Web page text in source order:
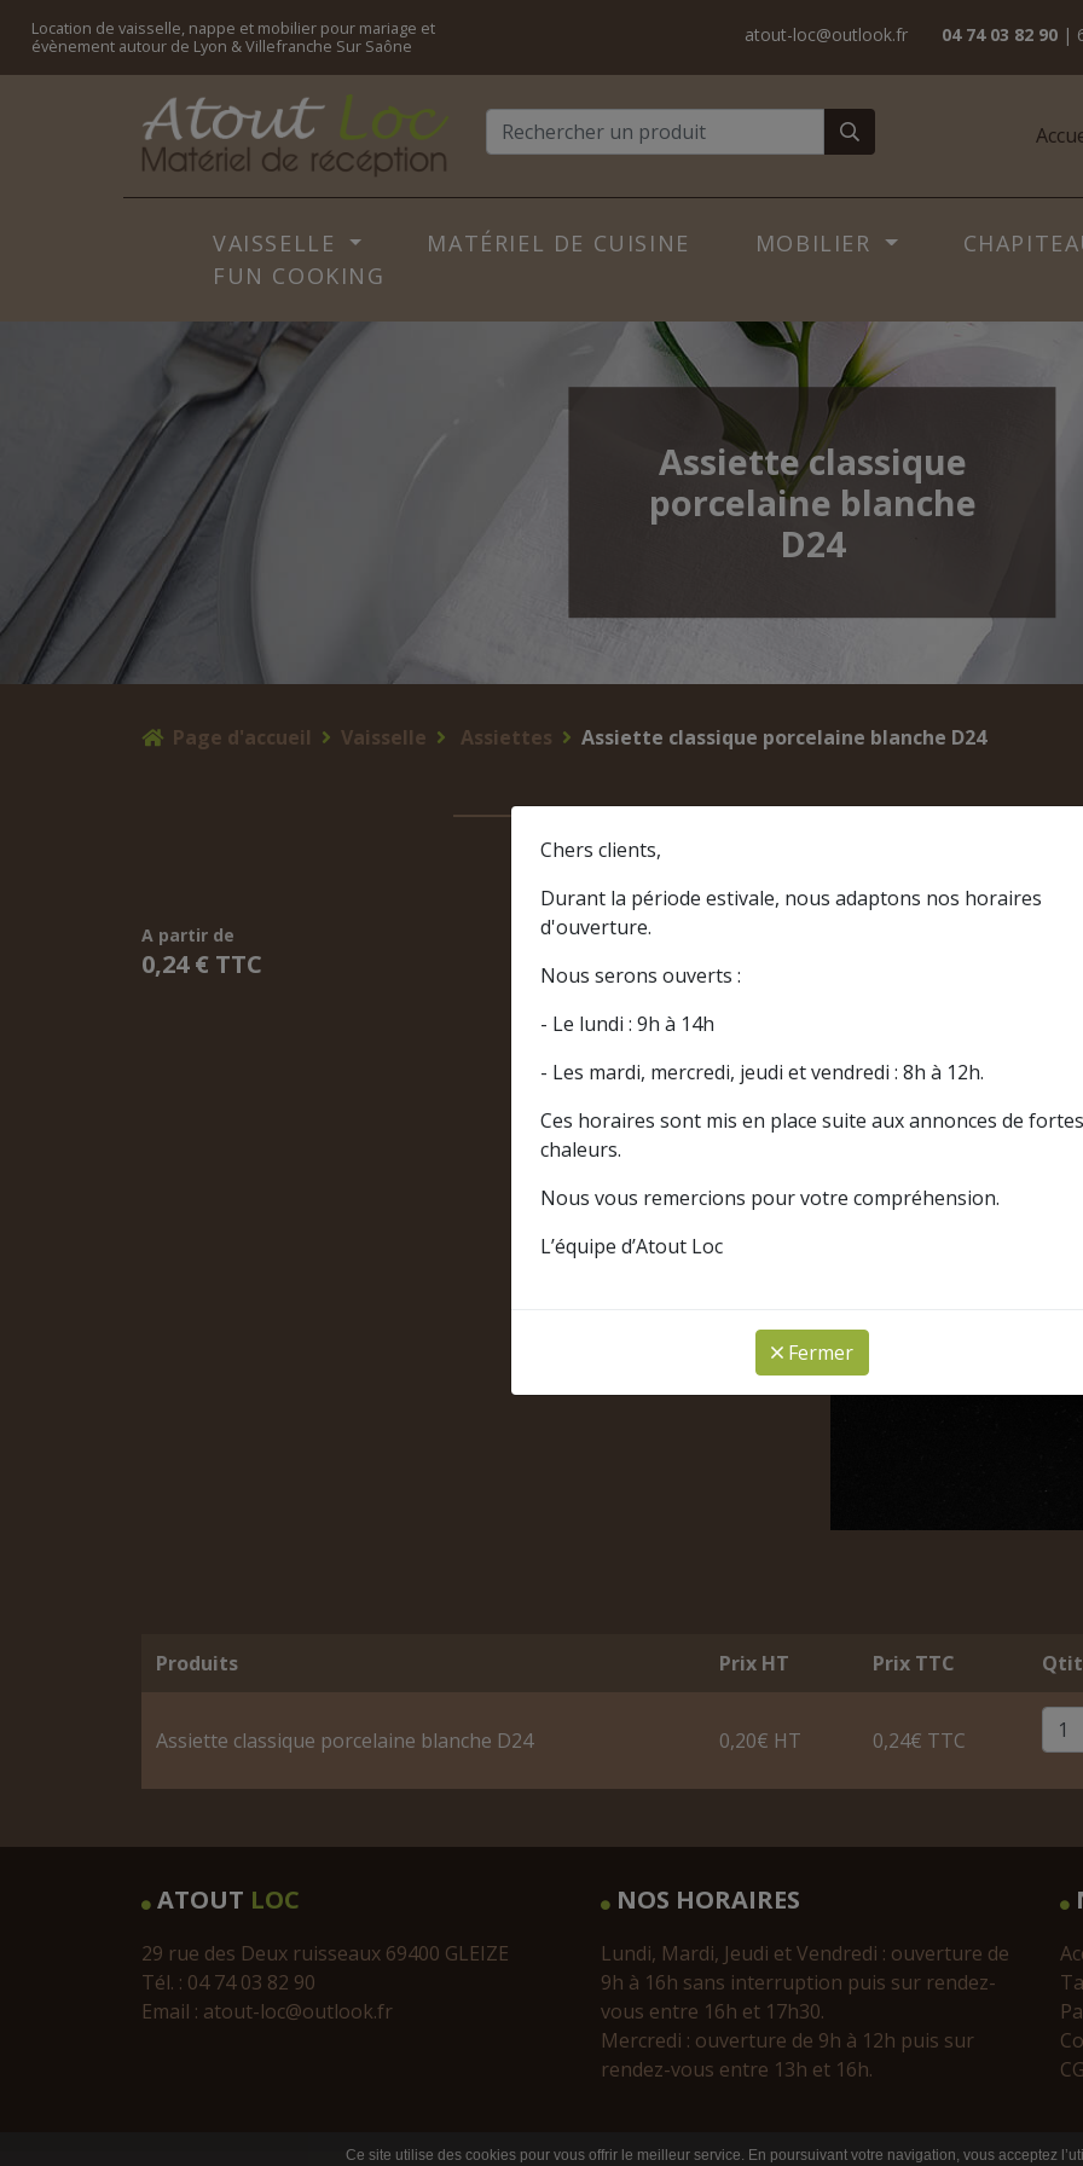
Chers clients,
Durant la période estivale, nous adaptons nos horaires
d'ouverture.
Nous serons ouverts :
- Le lundi : 9h à 14h
- Les mardi, mercredi, jeudi et vendredi : 8h à 12h.
Ces horaires sont mis en place suite aux annonces de fortes
chaleurs.
Nous vous remercions pour votre compréhension.
L’équipe d’Atout Loc
Fermer
Location de vaisselle, nappe et mobilier pour mariage et
évènement autour de Lyon & Villefranche Sur Saône
atout-loc@outlook.fr 04 74 03 82 90 |
VAISSELLE MATÉRIEL DE CUISINE MOBILIER
FUN COOKING
Assiette classique
porcelaine blanche
D24
Page d'accueil Vaisselle Assiettes Assiette classique porcelaine blanche D24
Assiette
A partir de
0,24 € TTC
Produits Prix HT Prix TTC
Assiette classique porcelaine blanche D24 0,20€ HT 0,24€ TTC
ATOUT LOC
29 rue des Deux ruisseaux 69400 GLEIZE
Tél. : 04 74 03 82 90
Email : atout-loc@outlook.fr
NOS HORAIRES
Lundi, Mardi, Jeudi et Vendredi : ouverture de
9h à 16h sans interruption puis sur rendez-
vous entre 16h et 17h30.
Mercredi : ouverture de 9h à 12h puis sur
rendez-vous entre 13h et 16h.
Ce site utilise des cookies pour vous offrir le meilleur service. En poursuivant votre navigation, vous acceptez